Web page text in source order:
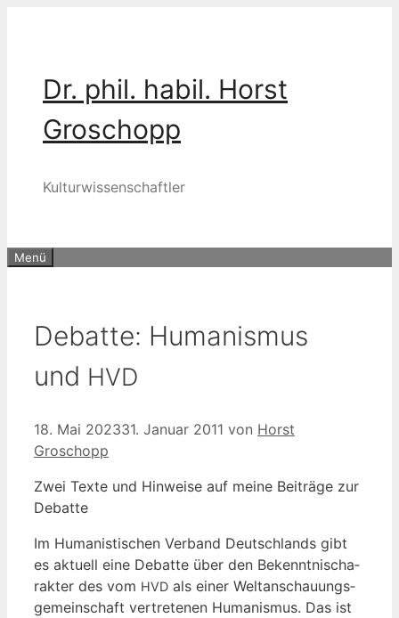
Dr. phil. habil. Horst
Groschopp
Kulturwissenschaftler
Menü
Debatte: Humanismus
und HVD
18. Mai 202331. Januar 2011 von Horst
Groschopp
Zwei Tex­te und Hin­wei­se auf mei­ne Bei­trä­ge zur
Debatte
Im Huma­nis­ti­schen Ver­band Deutsch­lands gibt
es aktu­ell eine Debat­te über den Bekennt­nis­cha­
rak­ter des vom HVD als einer Welt­an­schau­ungs­
ge­mein­schaft ver­tre­te­nen Huma­nis­mus. Das ist